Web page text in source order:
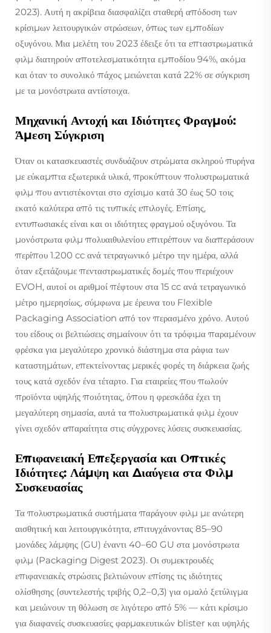
2023). Αυτή η ακρίβεια διασφαλίζει σταθερή απόδοση των
κρίσιμων λειτουργικών στρώσεων, όπως των εμποδίων
οξυγόνου. Μια μελέτη του 2023 έδειξε ότι τα επταστρωματικά
φιλμ διατηρούν αποτελεσματικότητα εμποδίου 94%, ακόμα
και όταν το συνολικό πάχος μειώνεται κατά 22% σε σύγκριση
με τα μονόστρωτα αντίστοιχα.
Μηχανική Αντοχή και Ιδιότητες Φραγμού:
Άμεση Σύγκριση
Όταν οι κατασκευαστές συνδυάζουν στρώματα σκληρού πυρήνα
με εύκαμπτα εξωτερικά υλικά, προκύπτουν πολυστρωματικά
φιλμ που αντιστέκονται στο σχίσιμο κατά 30 έως 50 τοις
εκατό καλύτερα από τις τυπικές επιλογές. Επίσης,
εντυπωσιακές είναι και οι ιδιότητες φραγμού οξυγόνου. Τα
μονόστρωτα φιλμ πολυαιθυλενίου επιτρέπουν να διαπεράσουν
περίπου 1.200 cc ανά τετραγωνικό μέτρο την ημέρα, αλλά
όταν εξετάζουμε πενταστρωματικές δομές που περιέχουν
EVOH, αυτοί οι αριθμοί πέφτουν στα 15 cc ανά τετραγωνικό
μέτρο ημερησίως, σύμφωνα με έρευνα του Flexible
Packaging Association από τον περασμένο χρόνο. Αυτού
του είδους οι βελτιώσεις σημαίνουν ότι τα τρόφιμα παραμένουν
φρέσκα για μεγαλύτερο χρονικό διάστημα στα ράφια των
καταστημάτων, επεκτείνοντας μερικές φορές τη διάρκεια ζωής
τους κατά σχεδόν ένα τέταρτο. Για εταιρείες που πωλούν
προϊόντα υψηλής ποιότητας, όπου η φρεσκάδα έχει τη
μεγαλύτερη σημασία, αυτά τα πολυστρωματικά φιλμ έχουν
γίνει σχεδόν απαραίτητα στις σύγχρονες λύσεις συσκευασίας.
Επιφανειακή Επεξεργασία και Οπτικές
Ιδιότητες: Λάμψη και Διαύγεια στα Φιλμ
Συσκευασίας
Τα πολυστρωματικά συστήματα παράγουν φιλμ με ανώτερη
αισθητική και λειτουργικότητα, επιτυγχάνοντας 85–90
μονάδες λάμψης (GU) έναντι 40–60 GU στα μονόστρωτα
φιλμ (Packaging Digest 2023). Οι συμεκτρουδές
επιφανειακές στρώσεις βελτιώνουν επίσης τις ιδιότητες
ολίσθησης (συντελεστής τριβής 0,2–0,3) για ομαλό ξετύλιγμα
και μειώνουν τη θόλωση σε λιγότερο από 5% — κάτι κρίσιμο
για διαφανείς συσκευασίες φαρμακευτικών blister και υψηλής